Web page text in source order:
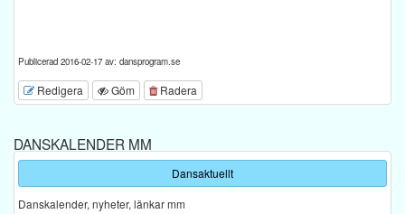
Publicerad 2016-02-17 av: dansprogram.se
Redigera Göm Radera
DANSKALENDER MM
Dansaktuellt
Danskalender, nyheter, länkar mm